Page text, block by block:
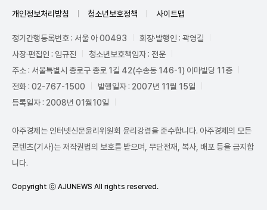
개인정보처리방침 청소년보호정책 사이트맵
정기간행등록번호 : 서울 아 00493
회장·발행인 : 곽영길
사장·편집인 : 임규진
청소년보호책임자 : 전운
주소 : 서울특별시 종로구 종로 1길 42(수송동 146-1) 이마빌딩 11층
전화 : 02-767-1500
발행일자 : 2007년 11월 15일
등록일자 : 2008년 01월10일
아주경제는 인터넷신문윤리위원회 윤리강령을 준수합니다. 아주경제의 모든
콘텐츠(기사)는 저작권법의 보호를 받으며, 무단전재, 복사, 배포 등을 금지합
니다.
Copyright ⓒ AJUNEWS All rights reserved.